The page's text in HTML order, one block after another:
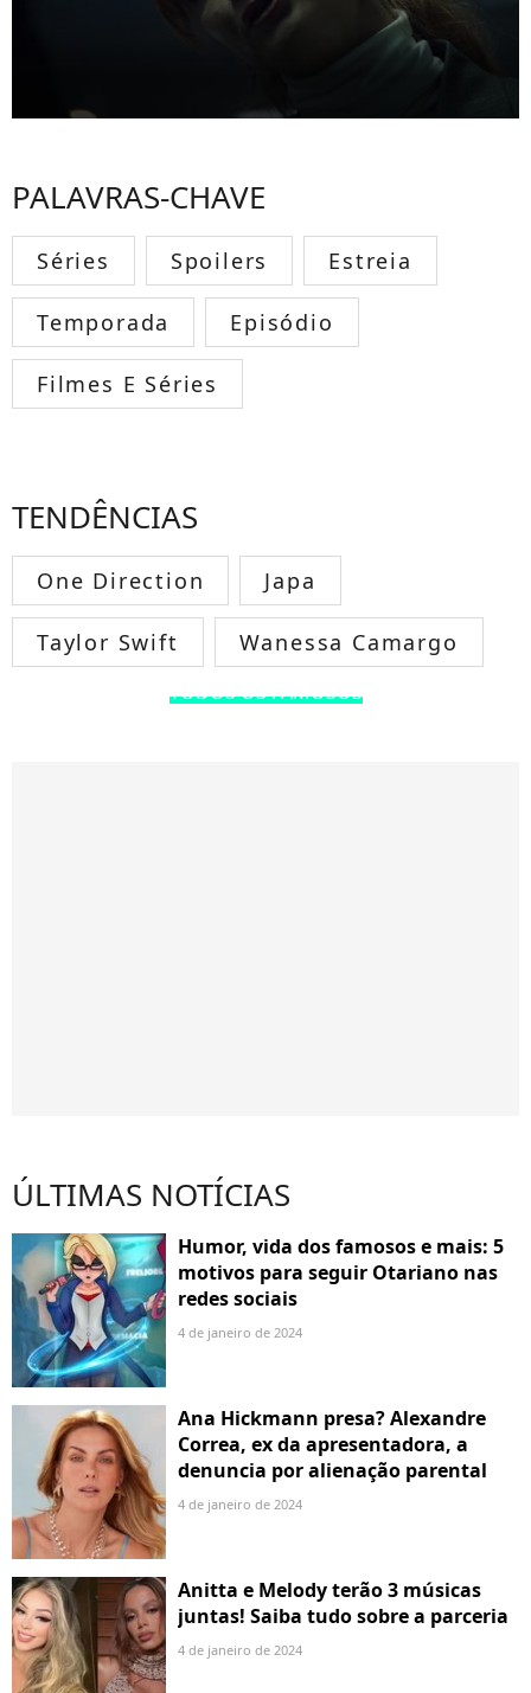
PALAVRAS-CHAVE
Séries Spoilers Estreia
Temporada Episódio
Filmes E Séries
TENDÊNCIAS
One Direction Japa
Taylor Swift Wanessa Camargo
TODOS OS FAMOSOS
ÚLTIMAS NOTÍCIAS
Humor, vida dos famosos e mais: 5
motivos para seguir Otariano nas
redes sociais
4 de janeiro de 2024
Ana Hickmann presa? Alexandre
Correa, ex da apresentadora, a
denuncia por alienação parental
4 de janeiro de 2024
Anitta e Melody terão 3 músicas
juntas! Saiba tudo sobre a parceria
4 de janeiro de 2024